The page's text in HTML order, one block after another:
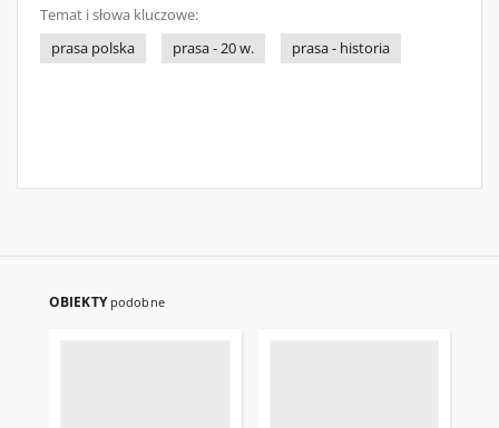
Temat i słowa kluczowe:
prasa polska
prasa - 20 w. prasa - historia
OBIEKTY podobne